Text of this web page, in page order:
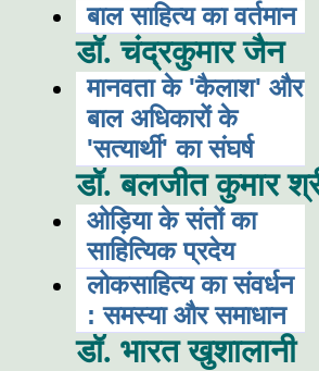
बाल साहित्य का वर्तमान
डॉ. चंद्रकुमार जैन
मानवता के 'कैलाश' और
बाल अधिकारों के
'सत्यार्थी' का संघर्ष
डॉ. बलजीत कुमार
ओड़िया के संतों का
साहित्यिक प्रदेय
लोकसाहित्य का संवर्धन
: समस्या और समाधान
डॉ. भारत खुशालानी